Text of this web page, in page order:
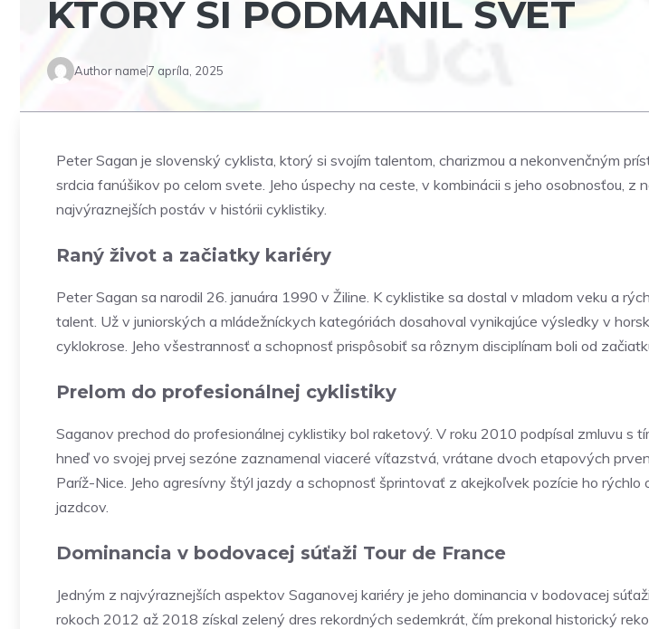
KTORÝ SI PODMANIL SVET
Author name7 apríla, 2025
Peter Sagan je slovenský cyklista, ktorý si svojím talentom, charizmou a nekonvenčným
srdcia fanúšikov po celom svete. Jeho úspechy na ceste, v kombinácii s jeho osobnosťou, z
najvýraznejších postáv v histórii cyklistiky.
Raný život a začiatky kariéry
Peter Sagan sa narodil 26. januára 1990 v Žiline. K cyklistike sa dostal v mladom veku a
talent. Už v juniorských a mládežníckych kategóriách dosahoval vynikajúce výsledky v
cyklokrose. Jeho všestrannosť a schopnosť prispôsobiť sa rôznym disciplínam boli od
Prelom do profesionálnej cyklistiky
Saganov prechod do profesionálnej cyklistiky bol raketový. V roku 2010 podpísal zmluvu s
hneď vo svojej prvej sezóne zaznamenal viaceré víťazstvá, vrátane dvoch etapových
Paríž-Nice. Jeho agresívny štýl jazdy a schopnosť šprintovať z akejkoľvek pozície ho rýchlo
jazdcov.
Dominancia v bodovacej súťaži Tour de France
Jedným z najvýraznejších aspektov Saganovej kariéry je jeho dominancia v bodovacej
rokoch 2012 až 2018 získal zelený dres rekordných sedemkrát, čím prekonal historický